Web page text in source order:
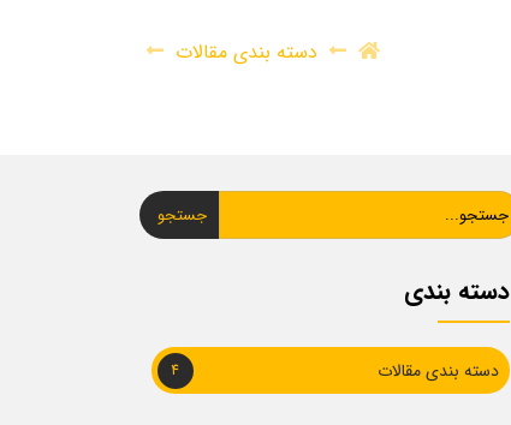
دسته بندی مقالات
جستجو
دسته بندی
دسته بندی مقالات 4